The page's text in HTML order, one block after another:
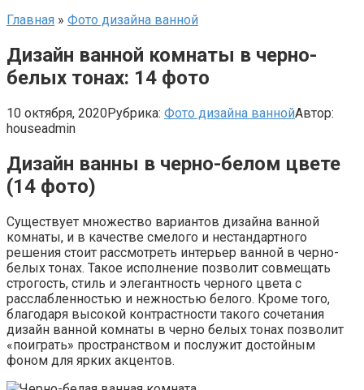
Главная » Фото дизайна ванной
Дизайн ванной комнаты в черно-
белых тонах: 14 фото
10 октября, 2020Рубрика: Фото дизайна ваннойАвтор:
houseadmin
Дизайн ванны в черно-белом цвете
(14 фото)
Существует множество вариантов дизайна ванной
комнаты, и в качестве смелого и нестандартного
решения стоит рассмотреть интерьер ванной в черно-
белых тонах. Такое исполнение позволит совмещать
строгость, стиль и элегантность черного цвета с
расслабленностью и нежностью белого. Кроме того,
благодаря высокой контрастности такого сочетания
дизайн ванной комнаты в черно белых тонах позволит
«поиграть» пространством и послужит достойным
фоном для ярких акцентов.